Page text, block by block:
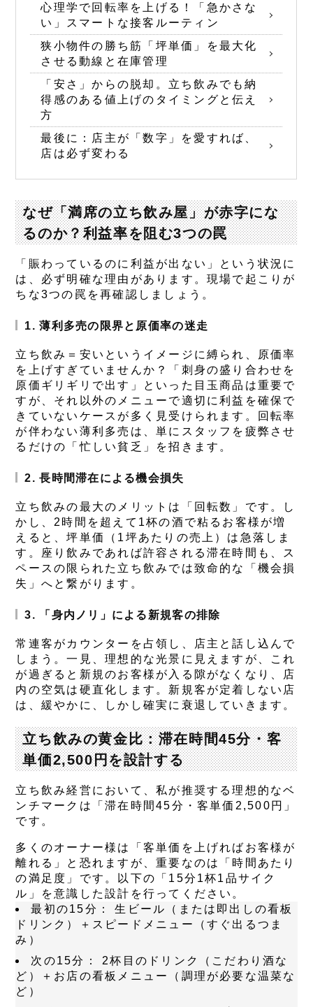
心理学で回転率を上げる！「急かさな
い」スマートな接客ルーティン
狭小物件の勝ち筋「坪単価」を最大化
させる動線と在庫管理
「安さ」からの脱却。立ち飲みでも納
得感のある値上げのタイミングと伝え
方
最後に：店主が「数字」を愛すれば、
店は必ず変わる
なぜ「満席の立ち飲み屋」が赤字にな
るのか？利益率を阻む3つの罠
「賑わっているのに利益が出ない」という状況に
は、必ず明確な理由があります。現場で起こりが
ちな3つの罠を再確認しましょう。
1. 薄利多売の限界と原価率の迷走
立ち飲み＝安いというイメージに縛られ、原価率
を上げすぎていませんか？「刺身の盛り合わせを
原価ギリギリで出す」といった目玉商品は重要で
すが、それ以外のメニューで適切に利益を確保で
きていないケースが多く見受けられます。回転率
が伴わない薄利多売は、単にスタッフを疲弊させ
るだけの「忙しい貧乏」を招きます。
2. 長時間滞在による機会損失
立ち飲みの最大のメリットは「回転数」です。し
かし、2時間を超えて1杯の酒で粘るお客様が増
えると、坪単価（1坪あたりの売上）は急落しま
す。座り飲みであれば許容される滞在時間も、ス
ペースの限られた立ち飲みでは致命的な「機会損
失」へと繋がります。
3. 「身内ノリ」による新規客の排除
常連客がカウンターを占領し、店主と話し込んで
しまう。一見、理想的な光景に見えますが、これ
が過ぎると新規のお客様が入る隙がなくなり、店
内の空気は硬直化します。新規客が定着しない店
は、緩やかに、しかし確実に衰退していきます。
立ち飲みの黄金比：滞在時間45分・客
単価2,500円を設計する
立ち飲み経営において、私が推奨する理想的なベ
ンチマークは
「滞在時間45分・客単価2,500円」
です。
多くのオーナー様は「客単価を上げればお客様が
離れる」と恐れますが、重要なのは「時間あたり
の満足度」です。以下の「15分1杯1品サイク
ル」を意識した設計を行ってください。
最初の15分：
生ビール（または即出しの看板
ドリンク）＋スピードメニュー（すぐ出るつま
み）
次の15分：
2杯目のドリンク（こだわり酒な
ど）＋お店の看板メニュー（調理が必要な温菜な
ど）